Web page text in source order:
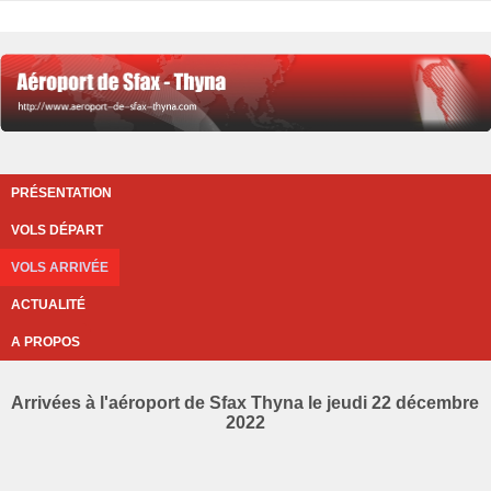
PRÉSENTATION
VOLS DÉPART
VOLS ARRIVÉE
ACTUALITÉ
A PROPOS
Arrivées à l'aéroport de Sfax Thyna le jeudi 22 décembre
2022